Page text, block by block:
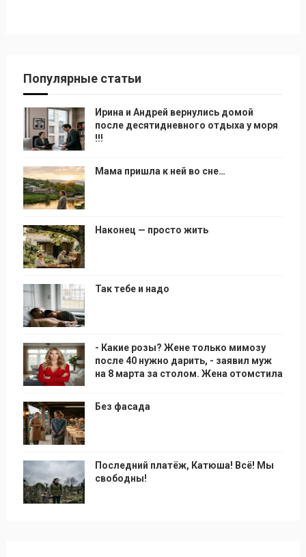
Популярные статьи
Ирина и Андрей вернулись домой
после десятидневного отдыха у моря
!!!
Мама пришла к ней во сне…
Наконец — просто жить
Так тебе и надо
- Какие розы? Жене только мимозу
после 40 нужно дарить, - заявил муж
на 8 марта за столом. Жена отомстила
Без фасада
Последний платёж, Катюша! Всё! Мы
свободны!